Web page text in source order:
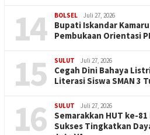
14 BOLSEL Juli 27, 2026
Bupati Iskandar
Pembukaan Orientasi
15 SULUT Juli 27, 2026
Cegah Dini Bahaya
Literasi Siswa SMAN 3
16 SULUT Juli 27, 2026
Semarakkan HUT ke-
Sukses Tingkatkan